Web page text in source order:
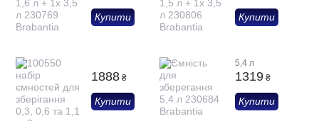
Купити Купити
1888 ₴
Купити
5,4 л
1319 ₴
Купити